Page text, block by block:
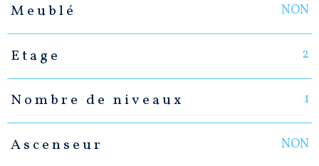
Meublé NON
Etage 2
Nombre de niveaux 1
Ascenseur NON